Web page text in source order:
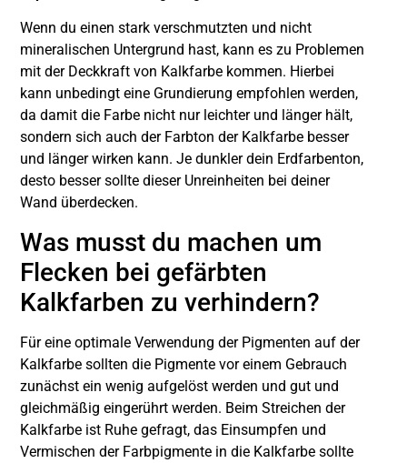
Wenn du einen stark verschmutzten und nicht
mineralischen Untergrund hast, kann es zu Problemen
mit der Deckkraft von Kalkfarbe kommen. Hierbei
kann unbedingt eine Grundierung empfohlen werden,
da damit die Farbe nicht nur leichter und länger hält,
sondern sich auch der Farbton der Kalkfarbe besser
und länger wirken kann. Je dunkler dein Erdfarbenton,
desto besser sollte dieser Unreinheiten bei deiner
Wand überdecken.
Was musst du machen um
Flecken bei gefärbten
Kalkfarben zu verhindern?
Für eine optimale Verwendung der Pigmenten auf der
Kalkfarbe sollten die Pigmente vor einem Gebrauch
zunächst ein wenig aufgelöst werden und gut und
gleichmäßig eingerührt werden. Beim Streichen der
Kalkfarbe ist Ruhe gefragt, das Einsumpfen und
Vermischen der Farbpigmente in die Kalkfarbe sollte